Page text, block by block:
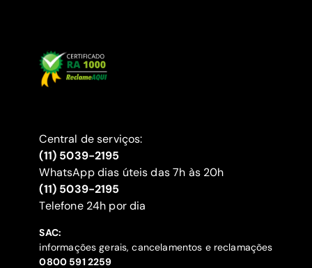
Central de serviços:
(11) 5039-2195
WhatsApp dias úteis das 7h às 20h
(11) 5039-2195
‍Telefone 24h por dia
SAC:
informações gerais, cancelamentos e reclamações
‍0800 591 2259